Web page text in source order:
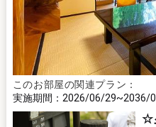
このお部屋の関連プラン：
2026/06/29
2036/
☆